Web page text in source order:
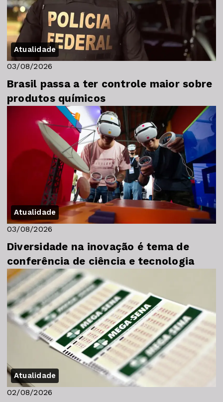
Atualidade
03/08/2026
Brasil passa a ter controle maior sobre
produtos químicos
Atualidade
03/08/2026
Diversidade na inovação é tema de
conferência de ciência e tecnologia
Atualidade
02/08/2026